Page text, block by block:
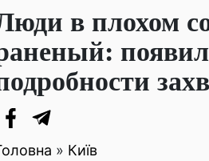
в плохом
» Київ